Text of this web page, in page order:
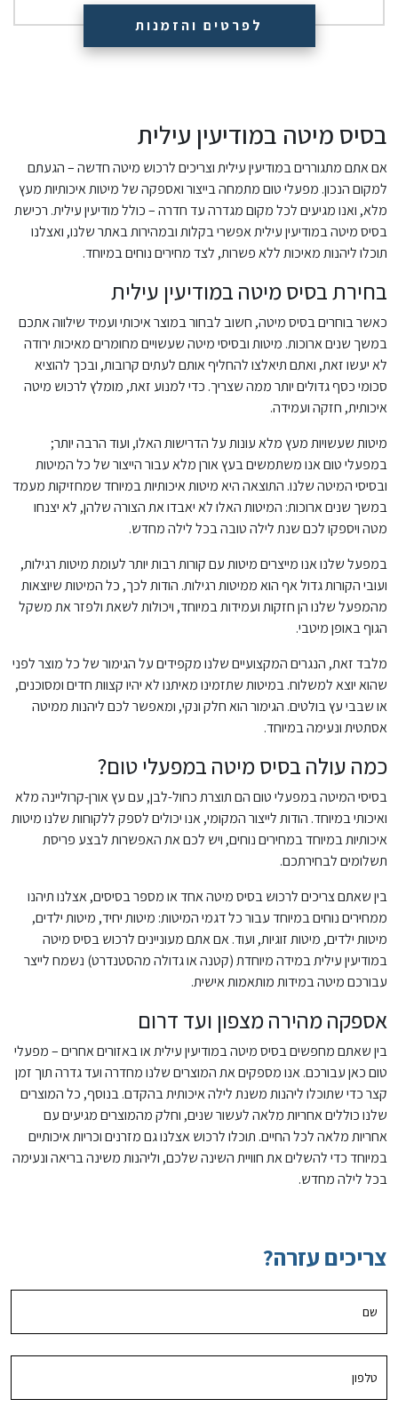
לפרטים והזמנות
בסיס מיטה במודיעין עילית
אם אתם מתגוררים במודיעין עילית וצריכים לרכוש מיטה חדשה – הגעתם
למקום הנכון. מפעלי טום מתמחה בייצור ואספקה של מיטות איכותיות מעץ
מלא, ואנו מגיעים לכל מקום מגדרה עד חדרה – כולל מודיעין עילית. רכישת
בסיס מיטה במודיעין עילית אפשרי בקלות ובמהירות באתר שלנו, ואצלנו
תוכלו ליהנות מאיכות ללא פשרות, לצד מחירים נוחים במיוחד.
בחירת בסיס מיטה במודיעין עילית
כאשר בוחרים בסיס מיטה, חשוב לבחור במוצר איכותי ועמיד שילווה אתכם
במשך שנים ארוכות. מיטות ובסיסי מיטה שעשויים מחומרים מאיכות ירודה
לא יעשו זאת, ואתם תיאלצו להחליף אותם לעתים קרובות, ובכך להוציא
סכומי כסף גדולים יותר ממה שצריך. כדי למנוע זאת, מומלץ לרכוש מיטה
איכותית, חזקה ועמידה.
מיטות שעשויות מעץ מלא עונות על הדרישות האלו, ועוד הרבה יותר;
במפעלי טום אנו משתמשים בעץ אורן מלא עבור הייצור של כל המיטות
ובסיסי המיטה שלנו. התוצאה היא מיטות איכותיות במיוחד שמחזיקות מעמד
במשך שנים ארוכות: המיטות האלו לא יאבדו את הצורה שלהן, לא יצנחו
מטה ויספקו לכם שנת לילה טובה בכל לילה מחדש.
במפעל שלנו אנו מייצרים מיטות עם קורות רבות יותר לעומת מיטות רגילות,
ועובי הקורות גדול אף הוא ממיטות רגילות. הודות לכך, כל המיטות שיוצאות
מהמפעל שלנו הן חזקות ועמידות במיוחד, ויכולות לשאת ולפזר את משקל
הגוף באופן מיטבי.
מלבד זאת, הנגרים המקצועיים שלנו מקפידים על הגימור של כל מוצר לפני
שהוא יוצא למשלוח. במיטות שתזמינו מאיתנו לא יהיו קצוות חדים ומסוכנים,
או שבבי עץ בולטים. הגימור הוא חלק ונקי, ומאפשר לכם ליהנות ממיטה
אסתטית ונעימה במיוחד.
כמה עולה בסיס מיטה במפעלי טום?
בסיסי המיטה במפעלי טום הם תוצרת כחול-לבן, עם עץ אורן-קרוליינה מלא
ואיכותי במיוחד. הודות לייצור המקומי, אנו יכולים לספק ללקוחות שלנו מיטות
איכותיות במיוחד במחירים נוחים, ויש לכם את האפשרות לבצע פריסת
תשלומים לבחירתכם.
בין שאתם צריכים לרכוש בסיס מיטה אחד או מספר בסיסים, אצלנו תיהנו
ממחירים נוחים במיוחד עבור כל דגמי המיטות: מיטות יחיד, מיטות ילדים,
מיטות ילדים, מיטות זוגיות, ועוד. אם אתם מעוניינים לרכוש בסיס מיטה
במודיעין עילית במידה מיוחדת (קטנה או גדולה מהסטנדרט) נשמח לייצר
עבורכם מיטה במידות מותאמות אישית.
אספקה מהירה מצפון ועד דרום
בין שאתם מחפשים בסיס מיטה במודיעין עילית או באזורים אחרים – מפעלי
טום כאן עבורכם. אנו מספקים את המוצרים שלנו מחדרה ועד גדרה תוך זמן
קצר כדי שתוכלו ליהנות משנת לילה איכותית בהקדם. בנוסף, כל המוצרים
שלנו כוללים אחריות מלאה לעשור שנים, וחלק מהמוצרים מגיעים עם
אחריות מלאה לכל החיים. תוכלו לרכוש אצלנו גם מזרנים וכריות איכותיים
במיוחד כדי להשלים את חוויית השינה שלכם, וליהנות משינה בריאה ונעימה
בכל לילה מחדש.
צריכים עזרה?